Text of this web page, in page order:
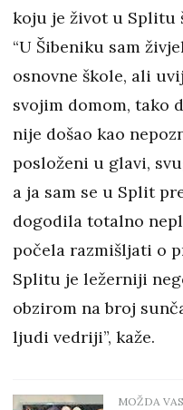
koju je život u Splitu
“U Šibeniku sam
osnovne škole, ali
svojim domom, tako
nije došao kao
posloženi u glavi,
a ja sam se u Split
dogodila totalno
počela razmišljati o
Splitu je ležerniji
obzirom na broj
ljudi vedriji”, kaže.
MOŽDA